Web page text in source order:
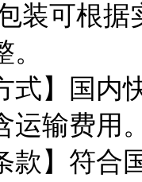
装可根据
式】国内
运输费用。
款】符合